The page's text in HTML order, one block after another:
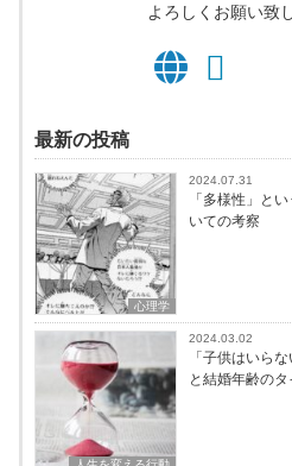
よろしくお願い致
最新の投稿
心理学
2024.07.31
「多様性」と
いての考察
2024.03.02
「子供はいら
と結婚年齢の